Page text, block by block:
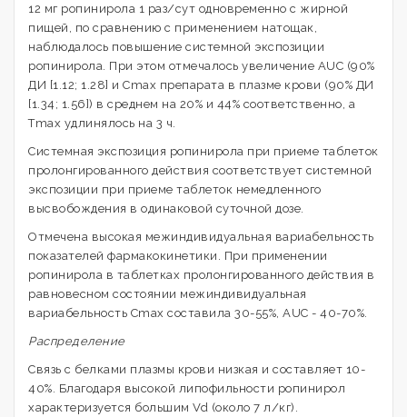
12 мг ропинирола 1 раз/сут одновременно с жирной
пищей, по сравнению с применением натощак,
наблюдалось повышение системной экспозиции
ропинирола. При этом отмечалось увеличение AUC (90%
ДИ [1.12; 1.28] и Cmax препарата в плазме крови (90% ДИ
[1.34; 1.56]) в среднем на 20% и 44% соответственно, а
Тmах удлинялось на 3 ч.
Системная экспозиция ропинирола при приеме таблеток
пролонгированного действия соответствует системной
экспозиции при приеме таблеток немедленного
высвобождения в одинаковой суточной дозе.
Отмечена высокая межиндивидуальная вариабельность
показателей фармакокинетики. При применении
ропинирола в таблетках пролонгированного действия в
равновесном состоянии межиндивидуальная
вариабельность Сmах составила 30-55%, AUC - 40-70%.
Распределение
Связь с белками плазмы крови низкая и составляет 10-
40%. Благодаря высокой липофильности ропинирол
характеризуется большим Vd (около 7 л/кг).